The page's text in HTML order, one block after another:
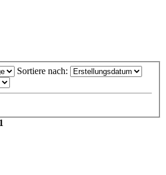
Sortiere nach:
1